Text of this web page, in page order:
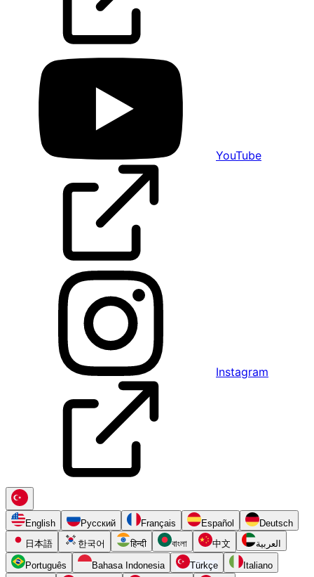
YouTube
Instagram
English Русский Français Español
Deutsch
日本語
한국어 हिन्दी বাংলা 中文 العربية
Português Bahasa Indonesia Türkçe
Italiano